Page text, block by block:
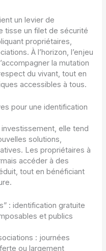
un levier de
tisse un filet de sécurité
propriétaires,
À l’horizon, l’enjeu
la mutation
du vivant, tout en
accessibles à tous.
pour une identification
investissement, elle tend
solutions,
Les propriétaires à
accéder à des
tout en bénéficiant
: identification gratuite
et publics
: journées
ou largement